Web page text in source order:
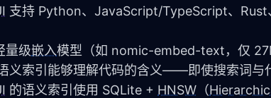
支持 Python、JavaScript/TypeScript、Rust
量级嵌入模型（如 nomic-embed-text，仅
义索引能够理解代码的含义——即使搜索词与
的语义索引使用 SQLite + HNSW （